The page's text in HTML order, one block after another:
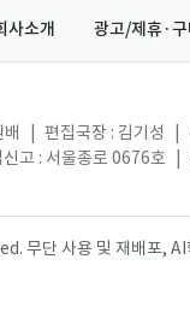
사소개 광고/제휴·
편집국장 : 김기성
고 : 서울종로 0676호
단 사용 및 재배포, AI